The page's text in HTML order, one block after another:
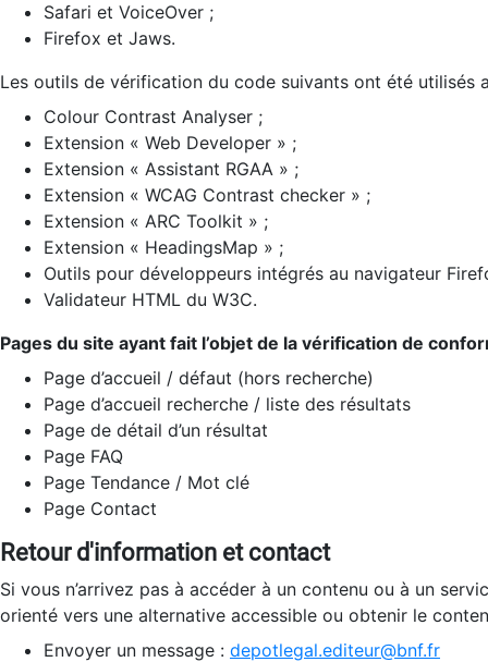
Safari et VoiceOver ;
Firefox et Jaws.
Les outils de vérification du code suivants ont été utilisés
Colour Contrast Analyser ;
Extension « Web Developer » ;
Extension « Assistant RGAA » ;
Extension « WCAG Contrast checker » ;
Extension « ARC Toolkit » ;
Extension « HeadingsMap » ;
Outils pour développeurs intégrés au navigateur
Validateur HTML du W3C.
Pages du site ayant fait l’objet de la vérification de
Page d’accueil / défaut (hors recherche)
Page d’accueil recherche / liste des résultats
Page de détail d’un résultat
Page FAQ
Page Tendance / Mot clé
Page Contact
Retour d'information et contact
Si vous n’arrivez pas à accéder à un contenu ou à un
orienté vers une alternative accessible ou obtenir le
Envoyer un message : depotlegal.editeur@bnf.fr